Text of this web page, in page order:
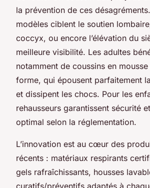
la prévention de ces
modèles ciblent le soutien
coccyx, ou encore l’élévation du
meilleure visibilité. Les adultes
notamment de coussins en
forme, qui épousent parfaitement
et dissipent les chocs. Pour les
rehausseurs garantissent sécurité
optimal selon la réglementation.
L’innovation est au cœur des
récents : matériaux respirants
gels rafraîchissants, housses
curatifs/préventifs adaptés à